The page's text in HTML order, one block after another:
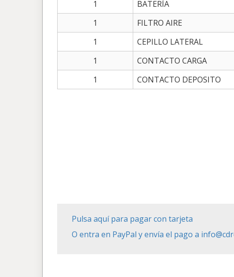
1
BATERÍA
1
FILTRO AIRE
1
CEPILLO LATERAL
1
CONTACTO CARGA
1
CONTACTO DEPOSITO
Pulsa aquí para pagar con tarjeta
O entra en PayPal y envía el pago a